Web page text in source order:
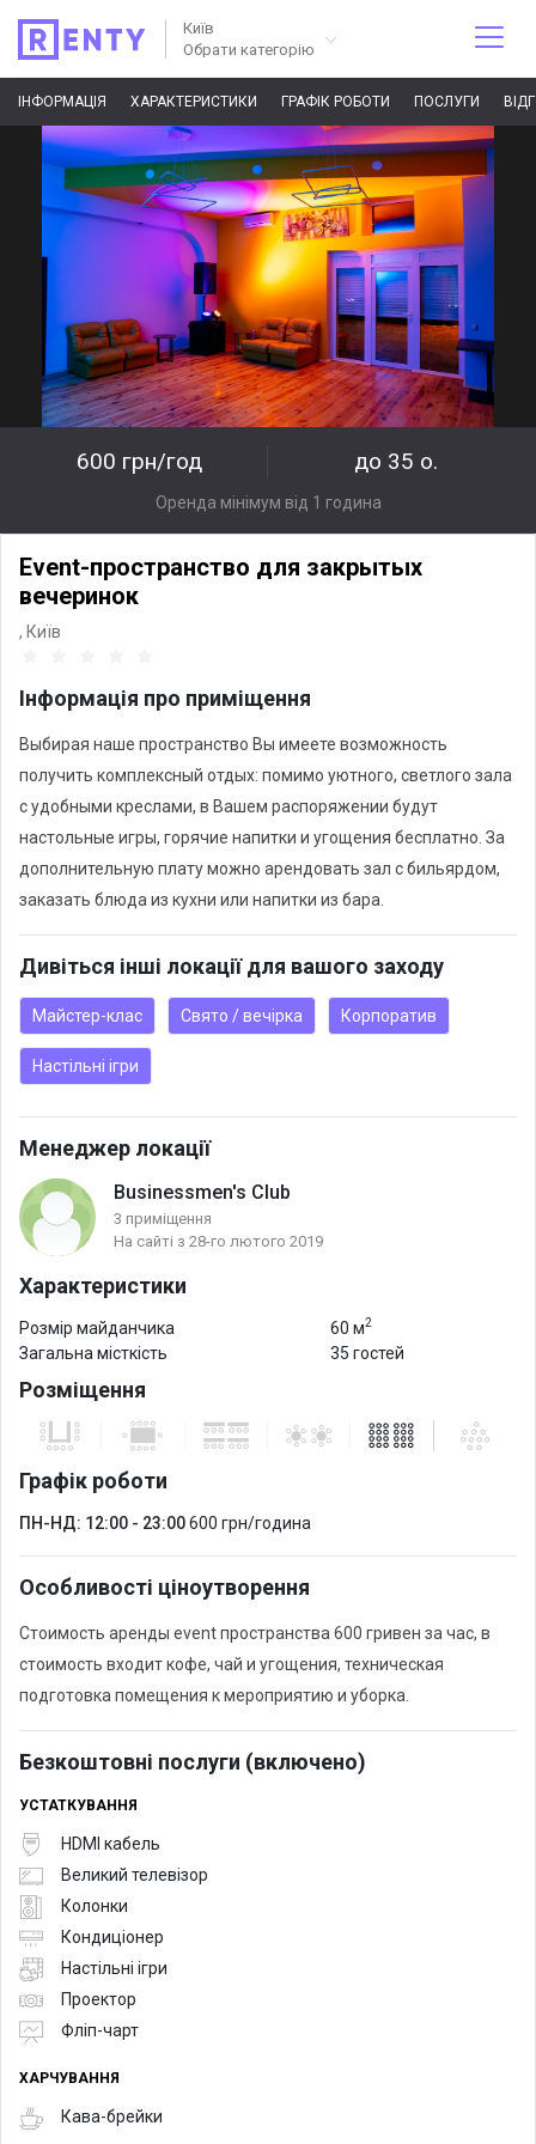
Київ
Обрати категорію
ІНФОРМАЦІЯ ХАРАКТЕРИСТИКИ ГРАФІК РОБОТИ ПОСЛУГИ
600 грн/год до 35 о.
Оренда мінімум від 1 година
Event-пространство для закрытых
вечеринок
, Київ
Інформація про приміщення
Выбирая наше пространство Вы имеете возможность
получить комплексный отдых: помимо уютного, светлого зала
с удобными креслами, в Вашем распоряжении будут
настольные игры, горячие напитки и угощения бесплатно. За
дополнительную плату можно арендовать зал с бильярдом,
заказать блюда из кухни или напитки из бара.
Дивіться інші локації для вашого заходу
Майстер-клас Свято / вечірка Корпоратив
Настільні ігри
Менеджер локації
Businessmen's Club
3 приміщення
На сайті з 28-го лютого 2019
Характеристики
Розмір майданчика 60 м2
Загальна місткість 35 гостей
Розміщення
Графік роботи
ПН-НД: 12:00 - 23:00600 грн/година
Особливості ціноутворення
Стоимость аренды event пространства 600 гривен за час, в
стоимость входит кофе, чай и угощения, техническая
подготовка помещения к мероприятию и уборка.
Безкоштовні послуги (включено)
УСТАТКУВАННЯ
HDMI кабель
Великий телевізор
Колонки
Кондиціонер
Настільні ігри
Проектор
Фліп-чарт
ХАРЧУВАННЯ
Кава-брейки